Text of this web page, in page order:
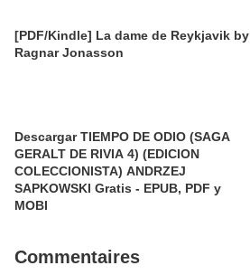
[PDF/Kindle] La dame de Reykjavik by
Ragnar Jonasson
Descargar TIEMPO DE ODIO (SAGA
GERALT DE RIVIA 4) (EDICION
COLECCIONISTA) ANDRZEJ
SAPKOWSKI Gratis - EPUB, PDF y
MOBI
Commentaires